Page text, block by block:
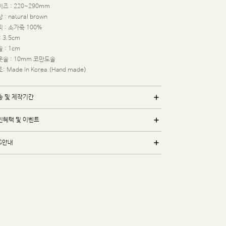
즈 : 220~290mm
: natural brown
: 소가죽 100%
3.5cm
: 1cm
솔 : 10mm 코만도솔
: Made In Korea (Hand made)
및 제작기간
혜택 및 이벤트
내